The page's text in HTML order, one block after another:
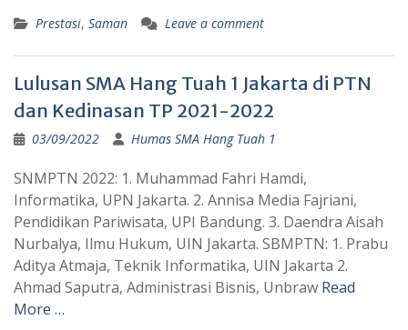
Prestasi, Saman Leave a comment
Lulusan SMA Hang Tuah 1 Jakarta di PTN
dan Kedinasan TP 2021-2022
03/09/2022 Humas SMA Hang Tuah 1
SNMPTN 2022: 1. Muhammad Fahri Hamdi,
Informatika, UPN Jakarta. 2. Annisa Media Fajriani,
Pendidikan Pariwisata, UPI Bandung. 3. Daendra Aisah
Nurbalya, Ilmu Hukum, UIN Jakarta. SBMPTN: 1. Prabu
Aditya Atmaja, Teknik Informatika, UIN Jakarta 2.
Ahmad Saputra, Administrasi Bisnis, Unbraw Read
More …